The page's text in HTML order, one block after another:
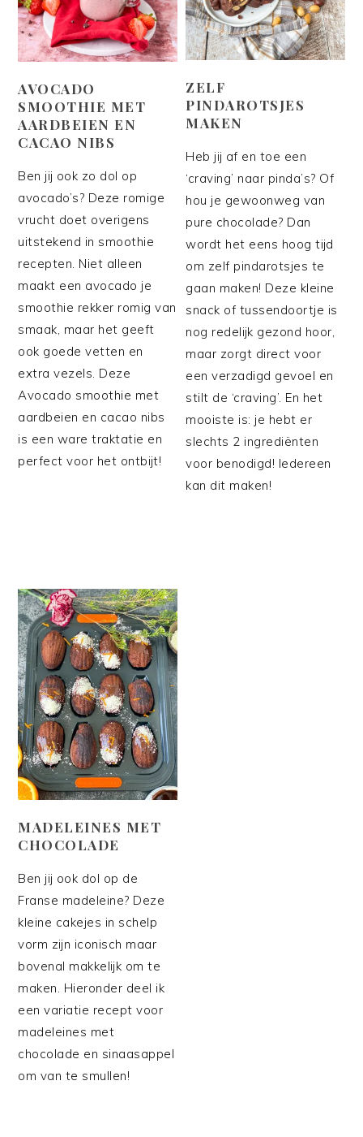
AVOCADO
SMOOTHIE MET
AARDBEIEN EN
CACAO NIBS
Ben jij ook zo dol op
avocado’s? Deze romige
vrucht doet overigens
uitstekend in smoothie
recepten. Niet alleen
maakt een avocado je
smoothie rekker romig van
smaak, maar het geeft
ook goede vetten en
extra vezels. Deze
Avocado smoothie met
aardbeien en cacao nibs
is een ware traktatie en
perfect voor het ontbijt!
ZELF
PINDAROTSJES
MAKEN
Heb jij af en toe een
‘craving’ naar pinda’s? Of
hou je gewoonweg van
pure chocolade? Dan
wordt het eens hoog tijd
om zelf pindarotsjes te
gaan maken! Deze kleine
snack of tussendoortje is
nog redelijk gezond hoor,
maar zorgt direct voor
een verzadigd gevoel en
stilt de ‘craving’. En het
mooiste is: je hebt er
slechts 2 ingrediënten
voor benodigd! Iedereen
kan dit maken!
MADELEINES MET
CHOCOLADE
Ben jij ook dol op de
Franse madeleine? Deze
kleine cakejes in schelp
vorm zijn iconisch maar
bovenal makkelijk om te
maken. Hieronder deel ik
een variatie recept voor
madeleines met
chocolade en sinaasappel
om van te smullen!